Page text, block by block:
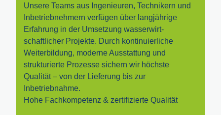
Unsere Teams aus Ingenieuren, Technikern und
Inbetriebnehmern verfügen über langjährige
Erfahrung in der Umsetzung wasser­wirt­
schaftlicher Projekte. Durch kontinuierliche
Weiterbildung, moderne Ausstattung und
strukturierte Prozesse sichern wir höchste
Qualität – von der Lieferung bis zur
Inbetriebnahme.
Hohe Fachkompetenz & zertifizierte Qualität